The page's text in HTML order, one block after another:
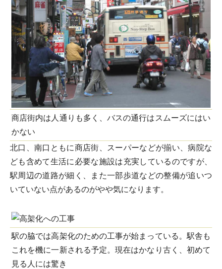
商店街内は人通りも多く、バスの通行はスムーズにはい
かない
北口、南口ともに商店街、スーパーなどが揃い、病院な
ども含めて生活に必要な施設は充実しているのですが、
駅周辺の道路が細く、また一部歩道などの整備が追いつ
いていない点があるのがやや気になります。
駅の脇では高架化のための工事が始まっている。駅舎も
これを機に一新される予定。現在はかなり古く、初めて
見る人には驚き